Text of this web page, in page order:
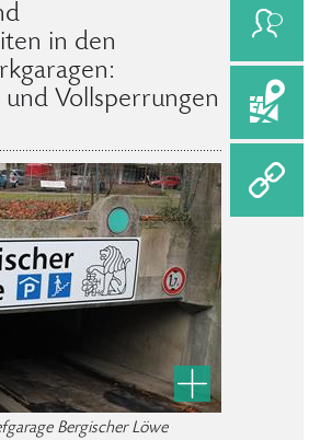
in den
Vollsperrungen
Bergischer Löwe